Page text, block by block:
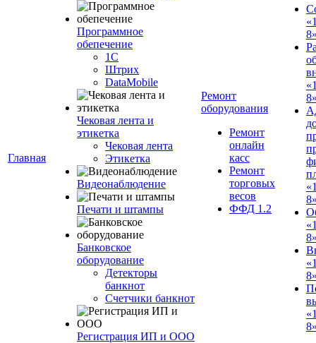
Главная
Программное
обепечение
1С
Штрих
DataMobile
Чековая лента и
этикетка
Чековая лента
Этикетка
Видеонаблюдение
Печати и штампы
Банковское
оборудование
Детекторы
банкнот
Счетчики банкнот
Регистрация ИП и ООО
Ремонт
оборудования
Ремонт
онлайн
касс
Ремонт
торговых
весов
ФФД 1.2